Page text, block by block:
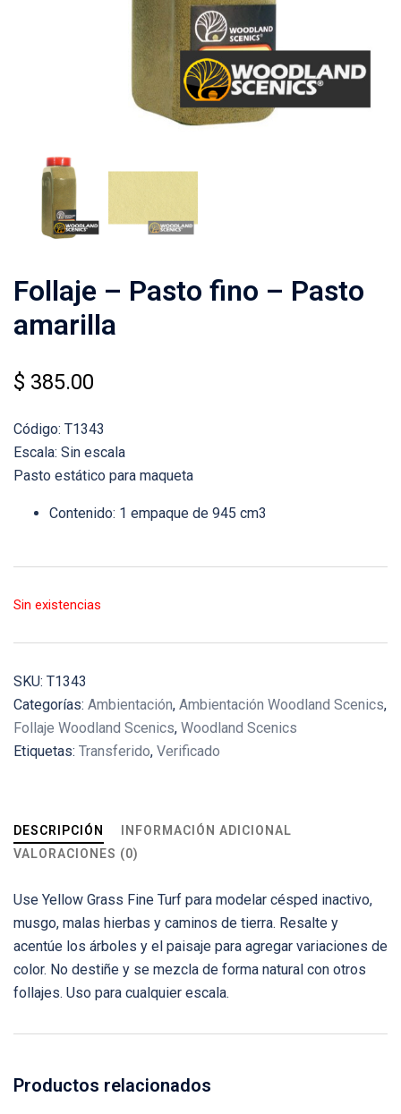
Follaje – Pasto fino – Pasto
amarilla
$ 385.00
Código: T1343
Escala: Sin escala
Pasto estático para maqueta
Contenido: 1 empaque de 945 cm3
Sin existencias
SKU: T1343
Categorías: Ambientación, Ambientación Woodland Scenics,
Follaje Woodland Scenics, Woodland Scenics
Etiquetas: Transferido, Verificado
DESCRIPCIÓN
INFORMACIÓN ADICIONAL
VALORACIONES (0)
Use Yellow Grass Fine Turf para modelar césped inactivo,
musgo, malas hierbas y caminos de tierra. Resalte y
acentúe los árboles y el paisaje para agregar variaciones de
color. No destiñe y se mezcla de forma natural con otros
follajes. Uso para cualquier escala.
Productos relacionados